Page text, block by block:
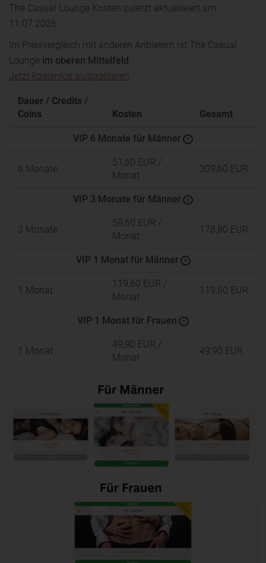
The Casual Lounge Kosten zuletzt aktualisiert am:
11.07.2026
Im Preisvergleich mit anderen Anbietern ist The Casual
Lounge im oberen Mittelfeld.
Jetzt kostenlos ausprobieren
Dauer / Credits /
Coins
Kosten Gesamt
VIP 6 Monate für Männer ?
6 Monate
51,60 EUR /
Monat
309,60 EUR
VIP 3 Monate für Männer ?
3 Monate
59,60 EUR /
Monat
178,80 EUR
VIP 1 Monat für Männer ?
1 Monat
119,60 EUR /
Monat
119,60 EUR
VIP 1 Monat für Frauen ?
1 Monat
49,90 EUR /
Monat
49,90 EUR